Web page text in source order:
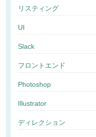
リスティング
UI
Slack
フロントエンド
Photoshop
Illustrator
ディレクション